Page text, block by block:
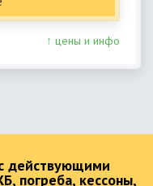
↑ цены и инфо
действующими
погреба, кессоны,